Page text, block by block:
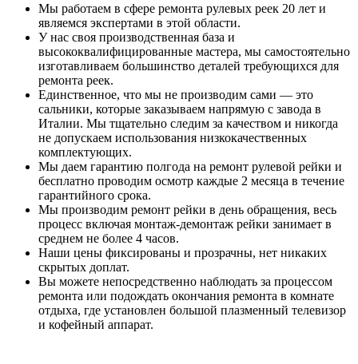
Мы работаем в сфере ремонта рулевых реек 20 лет и
являемся экспертами в этой области.
У нас своя производственная база и
высококвалифицированные мастера, мы самостоятельно
изготавливаем большинство деталей требующихся для
ремонта реек.
Единственное, что мы не производим сами — это
сальники, которые заказываем напрямую с завода в
Италии. Мы тщательно следим за качеством и никогда
не допускаем использования низкокачественных
комплектующих.
Мы даем гарантию полгода на ремонт рулевой рейки и
бесплатно проводим осмотр каждые 2 месяца в течение
гарантийного срока.
Мы производим ремонт рейки в день обращения, весь
процесс включая монтаж-демонтаж рейки занимает в
среднем не более 4 часов.
Наши цены фиксированы и прозрачны, нет никаких
скрытых доплат.
Вы можете непосредственно наблюдать за процессом
ремонта или подождать окончания ремонта в комнате
отдыха, где установлен большой плазменный телевизор
и кофейный аппарат.